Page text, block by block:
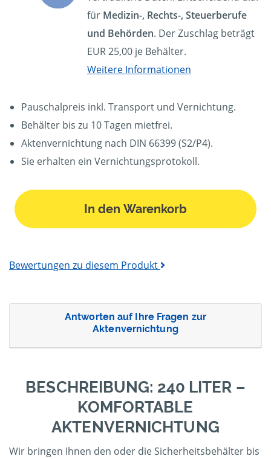
für Medizin-, Rechts-, Steuerberufe
und Behörden. Der Zuschlag beträgt
EUR 25,00 je Behälter.
Weitere Informationen
Pauschalpreis inkl. Transport und Vernichtung.
Behälter bis zu 10 Tagen mietfrei.
Aktenvernichtung nach DIN 66399 (S2/P4).
Sie erhalten ein Vernichtungsprotokoll.
In den Warenkorb
Bewertungen zu diesem Produkt
Antworten auf Ihre Fragen zur
Aktenvernichtung
BESCHREIBUNG: 240 LITER –
KOMFORTABLE
AKTENVERNICHTUNG
Wir bringen Ihnen den oder die Sicherheitsbehälter bis